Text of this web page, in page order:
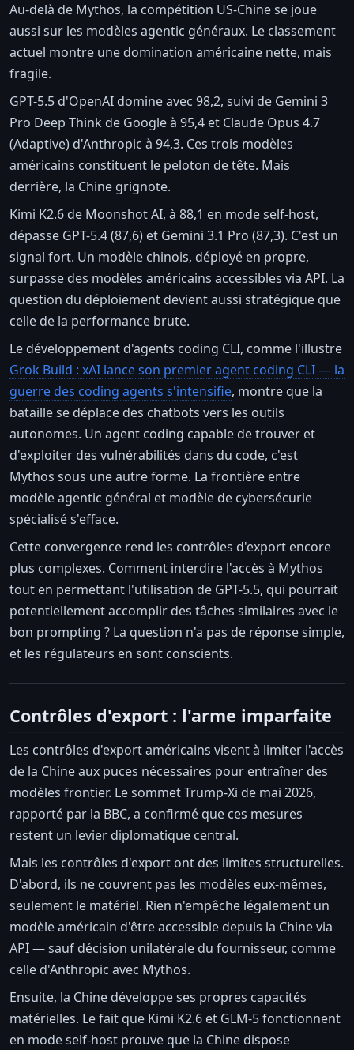
Au-delà de Mythos, la compétition US-Chine se joue
aussi sur les modèles agentic généraux. Le classement
actuel montre une domination américaine nette, mais
fragile.
GPT-5.5 d'OpenAI domine avec 98,2, suivi de Gemini 3
Pro Deep Think de Google à 95,4 et Claude Opus 4.7
(Adaptive) d'Anthropic à 94,3. Ces trois modèles
américains constituent le peloton de tête. Mais
derrière, la Chine grignote.
Kimi K2.6 de Moonshot AI, à 88,1 en mode self-host,
dépasse GPT-5.4 (87,6) et Gemini 3.1 Pro (87,3). C'est un
signal fort. Un modèle chinois, déployé en propre,
surpasse des modèles américains accessibles via API. La
question du déploiement devient aussi stratégique que
celle de la performance brute.
Le développement d'agents coding CLI, comme l'illustre
Grok Build : xAI lance son premier agent coding CLI — la
guerre des coding agents s'intensifie, montre que la
bataille se déplace des chatbots vers les outils
autonomes. Un agent coding capable de trouver et
d'exploiter des vulnérabilités dans du code, c'est
Mythos sous une autre forme. La frontière entre
modèle agentic général et modèle de cybersécurie
spécialisé s'efface.
Cette convergence rend les contrôles d'export encore
plus complexes. Comment interdire l'accès à Mythos
tout en permettant l'utilisation de GPT-5.5, qui pourrait
potentiellement accomplir des tâches similaires avec le
bon prompting ? La question n'a pas de réponse simple,
et les régulateurs en sont conscients.
Contrôles d'export : l'arme imparfaite
Les contrôles d'export américains visent à limiter l'accès
de la Chine aux puces nécessaires pour entraîner des
modèles frontier. Le sommet Trump-Xi de mai 2026,
rapporté par la BBC, a confirmé que ces mesures
restent un levier diplomatique central.
Mais les contrôles d'export ont des limites structurelles.
D'abord, ils ne couvrent pas les modèles eux-mêmes,
seulement le matériel. Rien n'empêche légalement un
modèle américain d'être accessible depuis la Chine via
API — sauf décision unilatérale du fournisseur, comme
celle d'Anthropic avec Mythos.
Ensuite, la Chine développe ses propres capacités
matérielles. Le fait que Kimi K2.6 et GLM-5 fonctionnent
en mode self-host prouve que la Chine dispose